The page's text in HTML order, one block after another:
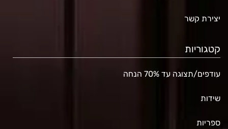
יצירת קשר
קטגוריות
עודפים/תצוגה עד 70% הנחה
שידות
ספריות